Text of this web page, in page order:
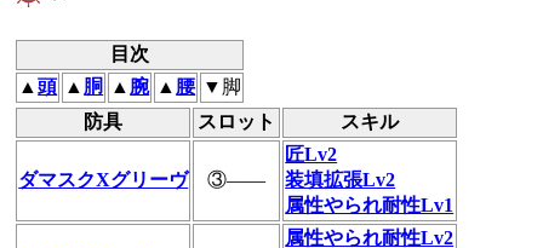
目次
▲頭 ▲ 胴 ▲ 腕 ▲ 腰 ▼脚
防具
スロット スキル
ダマスクXグリーヴ ③――
匠Lv2
装填拡張Lv2
属性やられ耐性Lv1
属性やられ耐性Lv2